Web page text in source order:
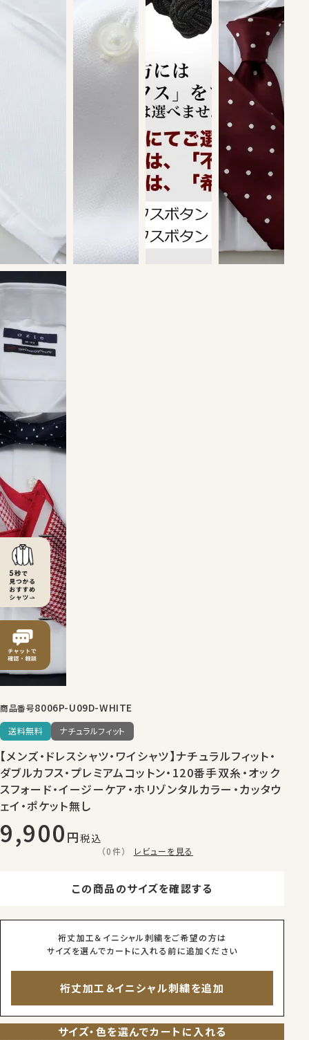
商品番号8006P-U09D-WHITE
送料無料 ナチュラルフィット
【メンズ・ドレスシャツ・ワイシャツ】ナチュラルフィット・
ダブルカフス・プレミアムコットン・120番手双糸・オック
スフォード・イージーケア・ホリゾンタルカラー・カッタウ
ェイ・ポケット無し
9,900 税込
（0件） レビューを見る
この商品のサイズを確認する
裄丈加工＆イニシャル刺繍をご希望の方は
サイズを選んでカートに入れる前に追加ください
裄丈加工＆イニシャル刺繍を追加
サイズ・色を選んでカートに入れる